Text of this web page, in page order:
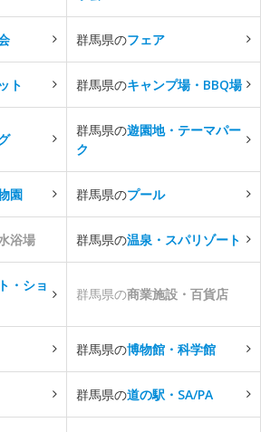
群馬県のフェア
ト 群馬県のキャンプ場・BBQ場
群馬県の遊園地・テーマパー
ク
園 群馬県のプール
浴場 群馬県の温泉・スパリゾート
・ショ
群馬県の商業施設・百貨店
群馬県の博物館・科学館
群馬県の道の駅・SA/PA